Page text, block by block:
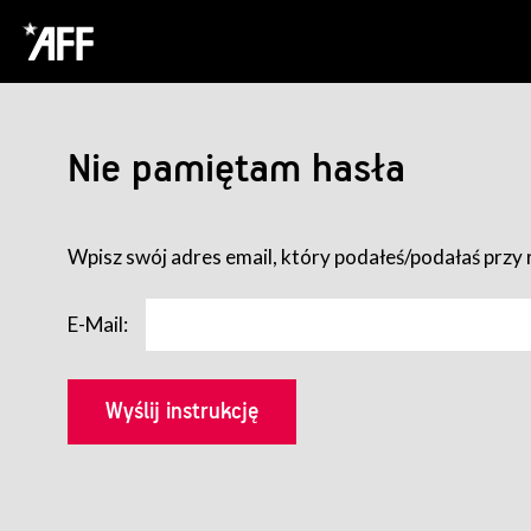
Nie pamiętam hasła
Wpisz swój adres email, który podałeś/podałaś
E-Mail: